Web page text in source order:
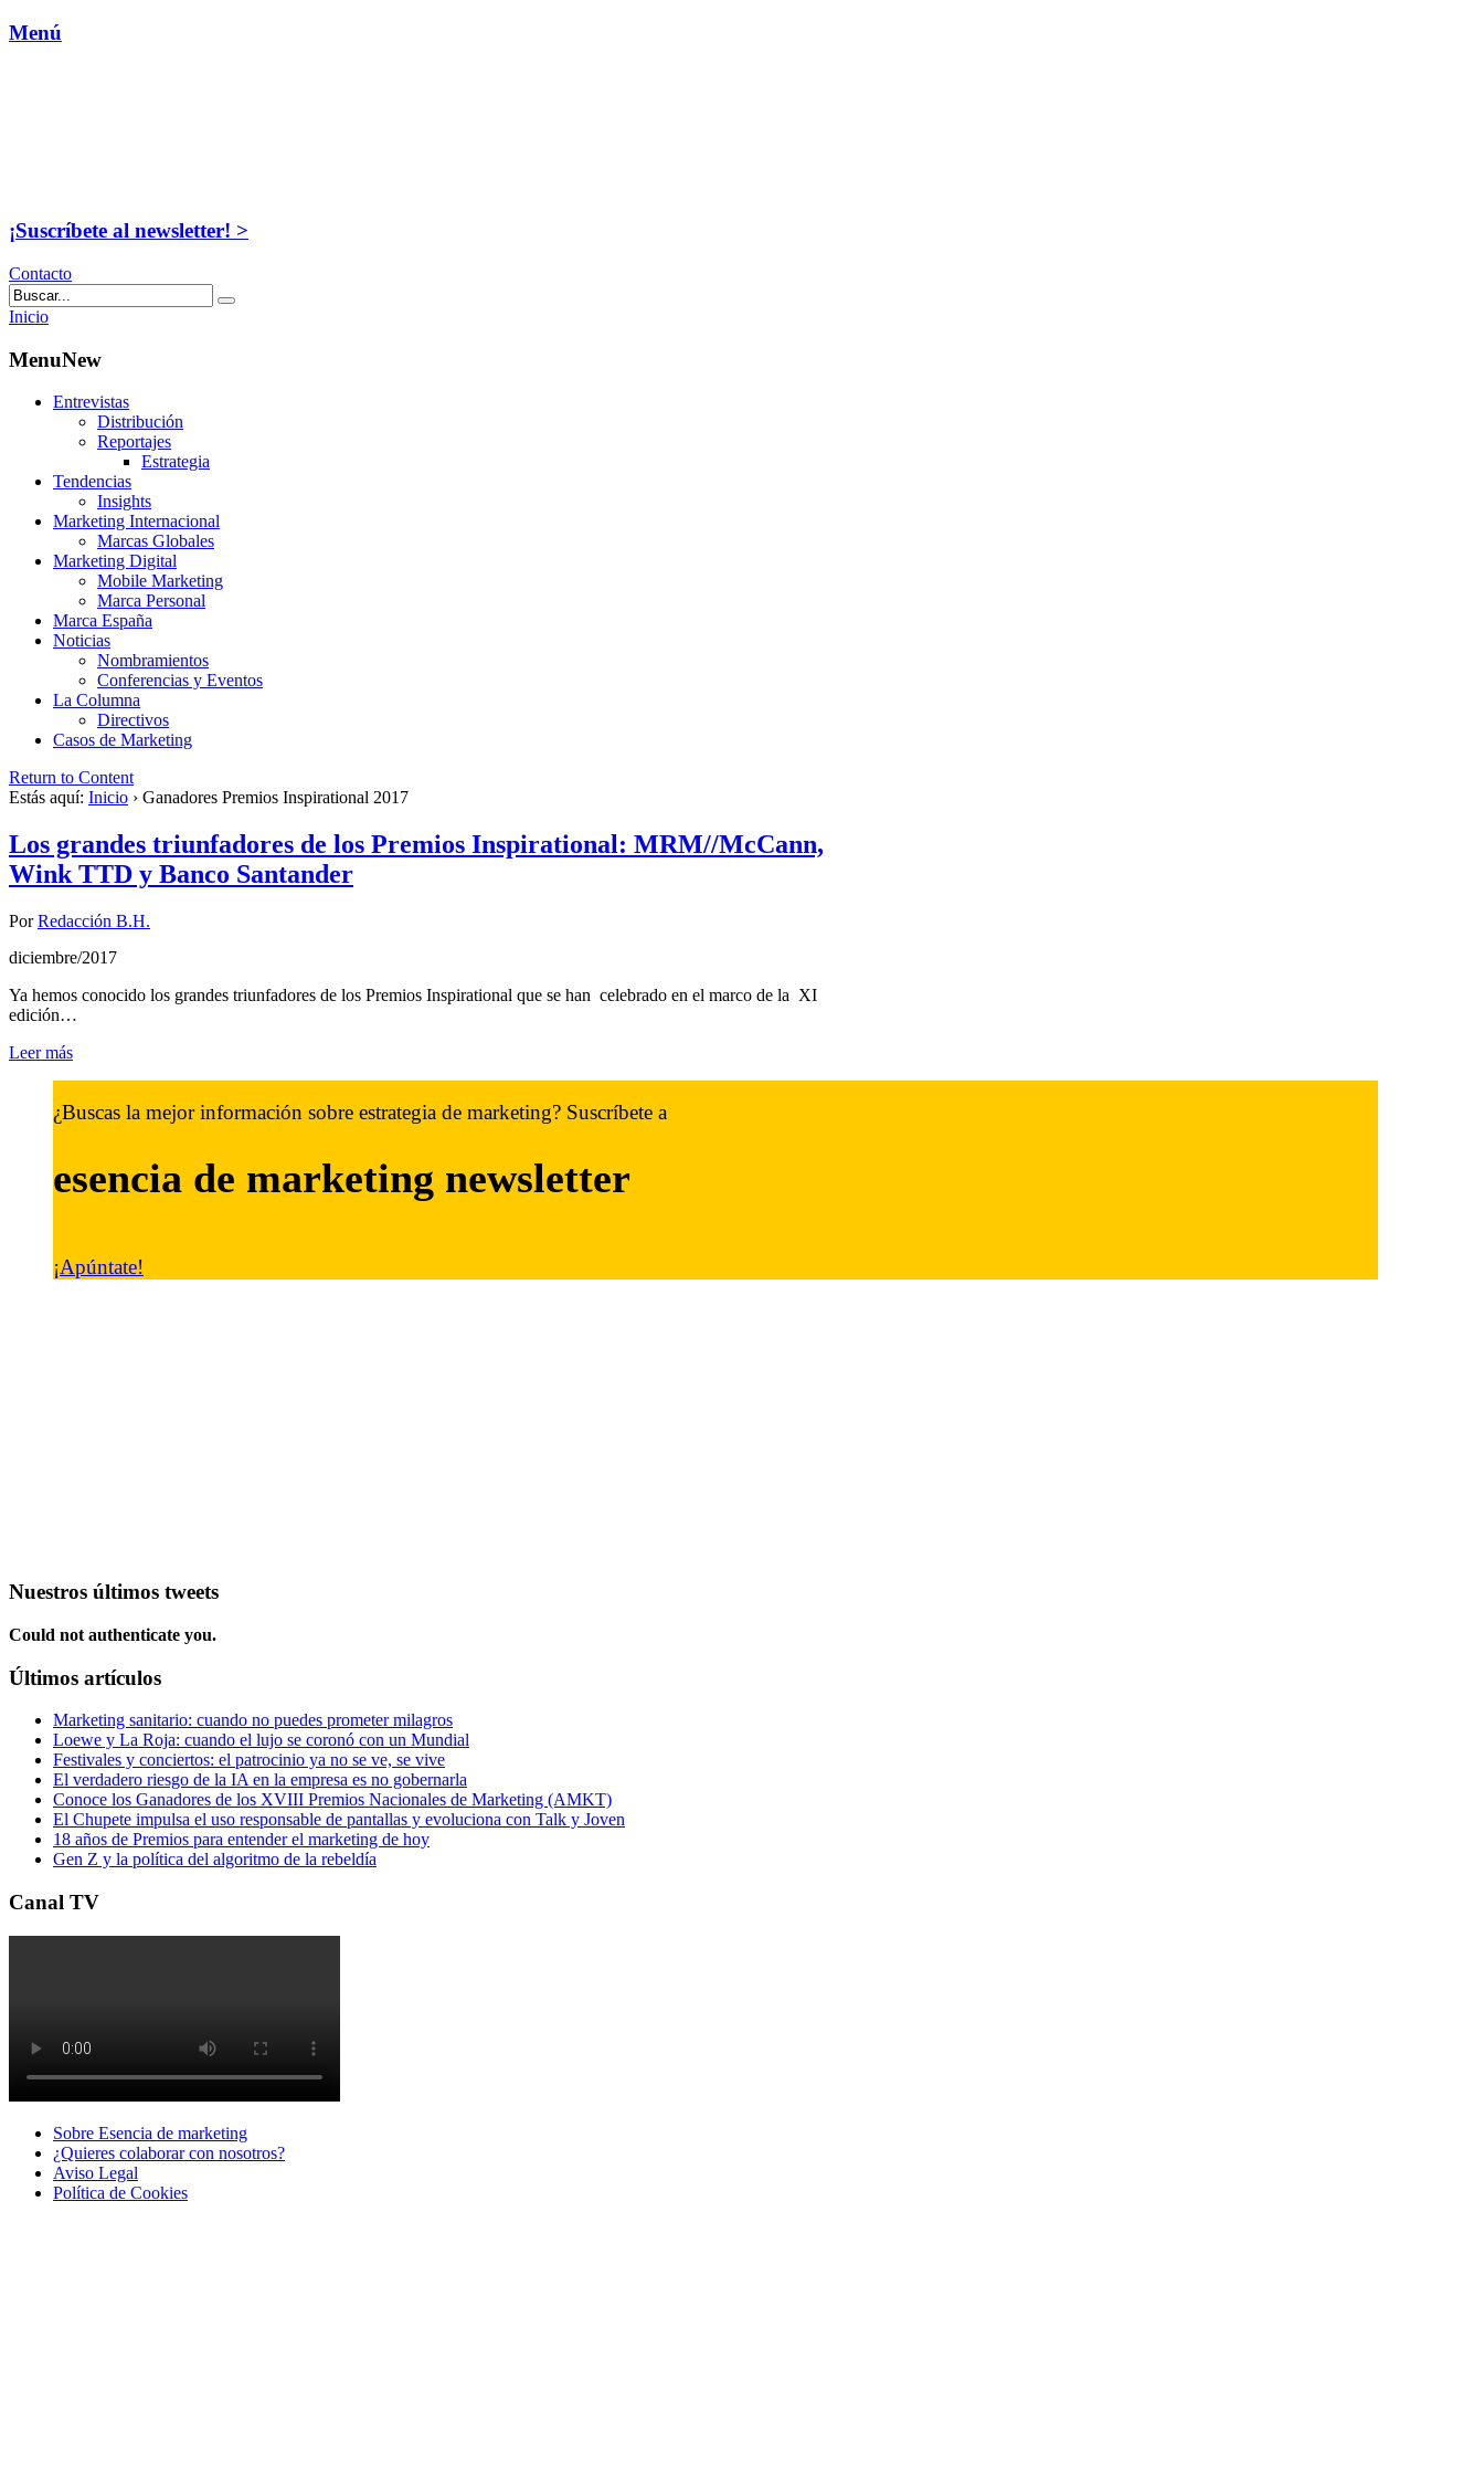
Menú
¡Suscríbete al newsletter! >
Contacto
Inicio
MenuNew
Entrevistas
Distribución
Reportajes
Estrategia
Tendencias
Insights
Marketing Internacional
Marcas Globales
Marketing Digital
Mobile Marketing
Marca Personal
Marca España
Noticias
Nombramientos
Conferencias y Eventos
La Columna
Directivos
Casos de Marketing
Return to Content
Estás aquí: Inicio › Ganadores Premios Inspirational 2017
Los grandes triunfadores de los Premios Inspirational: MRM//McCann,
Wink TTD y Banco Santander
PorRedacción B.H.
diciembre/2017
Ya hemos conocido los grandes triunfadores de los Premios Inspirational que se han celebrado en el marco de la XI
edición…
Leer más
¿Buscas la mejor información sobre estrategia de marketing? Suscríbete a
esencia de marketing newsletter
¡Apúntate!
Nuestros últimos tweets
Could not authenticate you.
Últimos artículos
Marketing sanitario: cuando no puedes prometer milagros
Loewe y La Roja: cuando el lujo se coronó con un Mundial
Festivales y conciertos: el patrocinio ya no se ve, se vive
El verdadero riesgo de la IA en la empresa es no gobernarla
Conoce los Ganadores de los XVIII Premios Nacionales de Marketing (AMKT)
El Chupete impulsa el uso responsable de pantallas y evoluciona con Talk y Joven
18 años de Premios para entender el marketing de hoy
Gen Z y la política del algoritmo de la rebeldía
Canal TV
Sobre Esencia de marketing
¿Quieres colaborar con nosotros?
Aviso Legal
Polí­tica de Cookies